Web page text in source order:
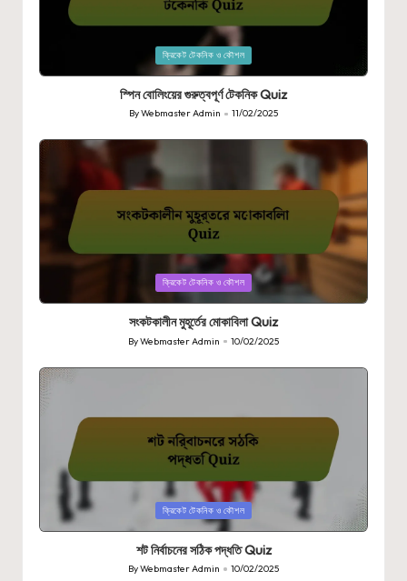
in
ক্রিকেট টেকনিক ও কৌশল
স্পিন বোলিংয়ের গুরুত্বপূর্ণ টেকনিক Quiz
Posted
by
ByWebmaster Admin 11/02/2025
in
ক্রিকেট টেকনিক ও কৌশল
সংকটকালীন মুহূর্তের মোকাবিলা Quiz
Posted
ByWebmaster Admin 10/02/2025
Posted
in
ক্রিকেট টেকনিক ও কৌশল
শট নির্বাচনের সঠিক পদ্ধতি Quiz
Posted
ByWebmaster Admin 10/02/2025